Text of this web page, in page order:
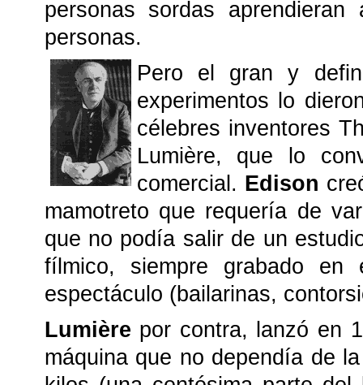
personas sordas
personas.
Pero el gran y
experimentos lo
célebres inventores
Lumière, que lo
comercial. Edison
mamotreto que requería de
que no podía salir de un
fílmico, siempre grabado
espectáculo (bailarinas,
Lumière por contra, lanzó en
máquina que no dependía de